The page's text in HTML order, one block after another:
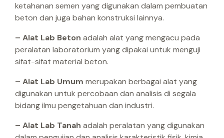
ketahanan semen yang digunakan dalam pembuatan
beton dan juga bahan konstruksi lainnya.
– Alat Lab Beton adalah alat yang mengacu pada
peralatan laboratorium yang dipakai untuk menguji
sifat-sifat material beton.
– Alat Lab Umum merupakan berbagai alat yang
digunakan untuk percobaan dan analisis di segala
bidang ilmu pengetahuan dan industri.
– Alat Lab Tanah adalah peralatan yang digunakan